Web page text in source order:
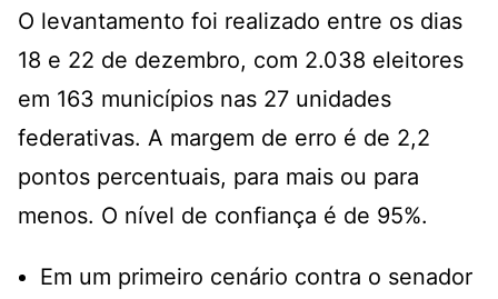
O levantamento foi realizado entre os dias
18 e 22 de dezembro, com 2.038 eleitores
em 163 municípios nas 27 unidades
federativas. A margem de erro é de 2,2
pontos percentuais, para mais ou para
menos. O nível de confiança é de 95%.
Em um primeiro cenário contra o senador